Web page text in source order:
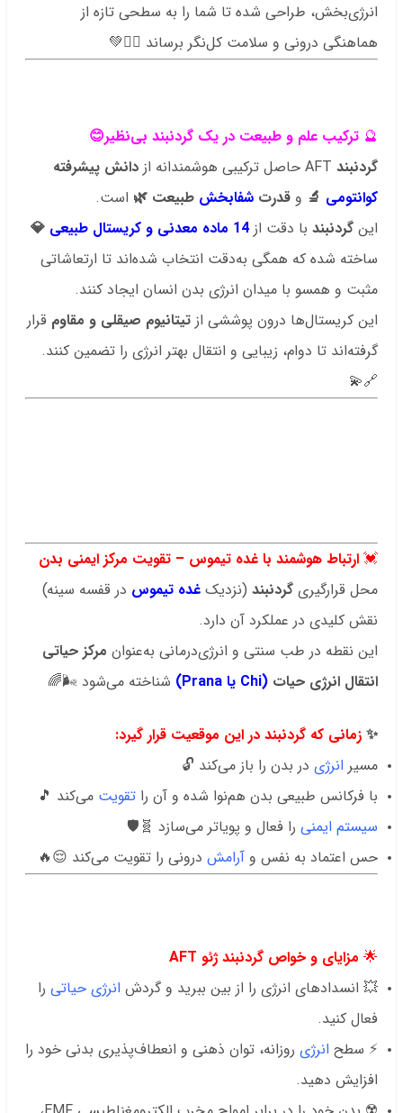
انرژی‌بخش، طراحی شده تا شما را به سطحی تازه از
هماهنگی درونی و سلامت کل‌نگر برساند 🧘‍♂️💚
🔮 ترکیب علم و طبیعت در یک گردنبند بی‌نظیر😊
گردنبند AFT حاصل ترکیبی هوشمندانه از
دانش پیشرفته
کوانتومی 🔬 و قدرت شفا‌بخش طبیعت 🌿 است.
این گردنبند با دقت از 14 ماده معدنی و کریستال طبیعی
💎
ساخته شده که همگی به‌دقت انتخاب شده‌اند تا ارتعاشاتی
مثبت و همسو با میدان انرژی بدن انسان ایجاد کنند.
این کریستال‌ها درون پوششی از تیتانیوم صیقلی و مقاوم قرار
گرفته‌اند تا دوام، زیبایی و انتقال بهتر انرژی را تضمین کنند.
🔗💫
💓 ارتباط هوشمند با غده تیموس – تقویت مرکز ایمنی بدن
محل قرارگیری گردنبند (نزدیک غده تیموس در قفسه سینه)
نقش کلیدی در عملکرد آن دارد.
این نقطه در طب سنتی و انرژی‌درمانی به‌عنوان مرکز حیاتی
انتقال انرژی حیات (Chi یا Prana) شناخته می‌شود 🌬️🌈
✨ زمانی که گردنبند در این موقعیت قرار گیرد:
مسیر انرژی در بدن را باز می‌کند 🔓
با فرکانس طبیعی بدن هم‌نوا شده و آن را تقویت می‌کند 🎵
سیستم ایمنی را فعال و پویاتر می‌سازد 🧬🛡️
حس اعتماد به نفس و آرامش درونی را تقویت می‌کند 😌🔥
🌟 مزایای و خواص گردنبند ژئو AFT
💥 انسدادهای انرژی را از بین ببرید و گردش انرژی حیاتی را
فعال کنید.
⚡ سطح انرژی روزانه، توان ذهنی و انعطاف‌پذیری بدنی خود را
افزایش دهید.